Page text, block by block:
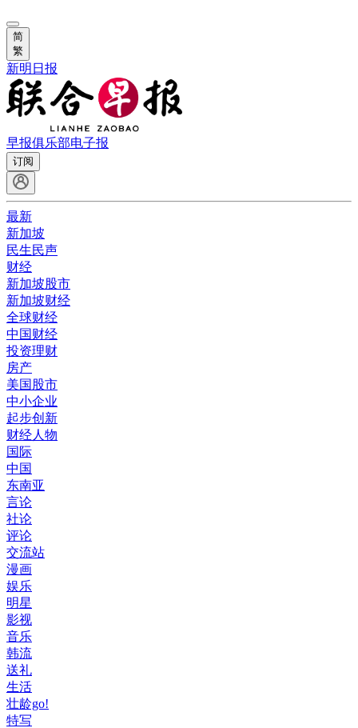
简
繁
新明日报
早报俱乐部电子报
订阅
最新
新加坡
民生民声
财经
新加坡股市
新加坡财经
全球财经
中国财经
投资理财
房产
美国股市
中小企业
起步创新
财经人物
国际
中国
东南亚
言论
社论
评论
交流站
漫画
娱乐
明星
影视
音乐
韩流
送礼
生活
壮龄go!
特写